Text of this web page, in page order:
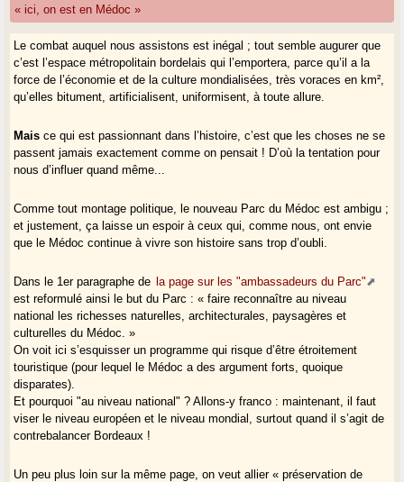
« ici, on est en Médoc »
Le combat auquel nous assistons est inégal ; tout semble augurer que
c’est l’espace métropolitain bordelais qui l’emportera, parce qu’il a la
force de l’économie et de la culture mondialisées, très voraces en km²,
qu’elles bitument, artificialisent, uniformisent, à toute allure.
Mais ce qui est passionnant dans l’histoire, c’est que les choses ne se
passent jamais exactement comme on pensait ! D’où la tentation pour
nous d’influer quand même...
Comme tout montage politique, le nouveau Parc du Médoc est ambigu ;
et justement, ça laisse un espoir à ceux qui, comme nous, ont envie
que le Médoc continue à vivre son histoire sans trop d’oubli.
Dans le 1er paragraphe de la page sur les "ambassadeurs du Parc"
est reformulé ainsi le but du Parc : « faire reconnaître au niveau
national les richesses naturelles, architecturales, paysagères et
culturelles du Médoc. »
On voit ici s’esquisser un programme qui risque d’être étroitement
touristique (pour lequel le Médoc a des argument forts, quoique
disparates).
Et pourquoi "au niveau national" ? Allons-y franco : maintenant, il faut
viser le niveau européen et le niveau mondial, surtout quand il s’agit de
contrebalancer Bordeaux !
Un peu plus loin sur la même page, on veut allier « préservation de